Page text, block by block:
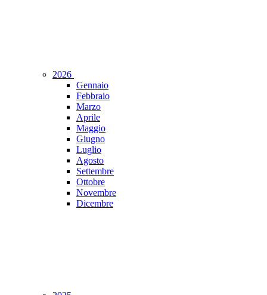
2026
Gennaio
Febbraio
Marzo
Aprile
Maggio
Giugno
Luglio
Agosto
Settembre
Ottobre
Novembre
Dicembre